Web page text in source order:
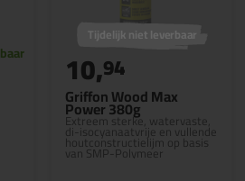
Griffon Wood Max
Power 380g
Extreem sterke, watervaste,
di-isocyanaatvrije en vullende
houtconstructielijm op basis
van SMP-Polymeer
Tijdelijk niet leverbaar
10,94